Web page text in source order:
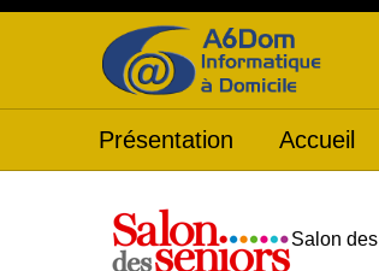
Présentation Accueil
Salon des